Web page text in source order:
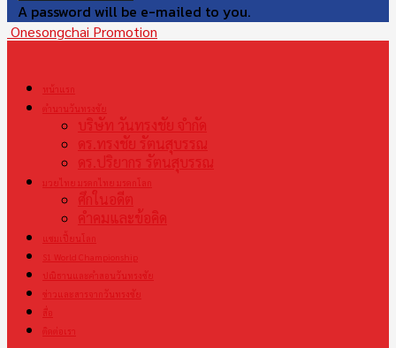
A password will be e-mailed to you.
Onesongchai Promotion
หน้าแรก
ตำนานวันทรงชัย
บริษัท วันทรงชัย จำกัด
ดร.ทรงชัย รัตนสุบรรณ
ดร.ปริยากร รัตนสุบรรณ
มวยไทย มรดกไทย มรดกโลก
ศึกในอดีต
คำคมและข้อคิด
แชมเปี้ยนโลก
S1 World Championship
ปณิธานและคำสอนวันทรงชัย
ข่าวและสารจากวันทรงชัย
สื่อ
ติดต่อเรา